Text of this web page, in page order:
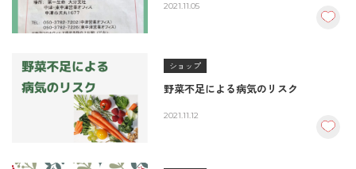
2021.11.05
ショップ
野菜不足による病気のリスク
2021.11.12